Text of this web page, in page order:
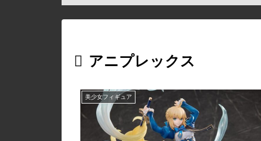
アニプレックス
美少女フィギュア